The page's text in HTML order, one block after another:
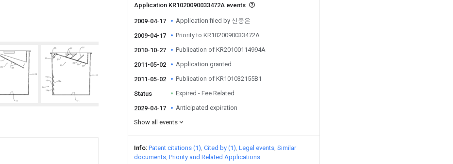
Application KR1020090033472A events
2009-04-17 Application filed by 신종은
2009-04-17 Priority to KR1020090033472A
2010-10-27 Publication of KR20100114994A
2011-05-02 Application granted
2011-05-02 Publication of KR101032155B1
Status Expired - Fee Related
2029-04-17
Anticipated expiration
Show all events
Info Patent citations (1) Cited by (1) Legal events Similar
documents Priority and Related Applications